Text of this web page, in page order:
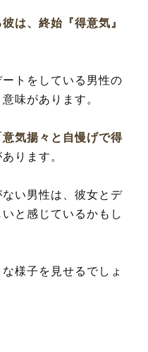
は、終始『得意気』
トをしている男性の
味があります。
意気揚々と自慢げで得
ります。
い男性は、彼女とデ
と感じているかもし
な様子を見せるでしょ